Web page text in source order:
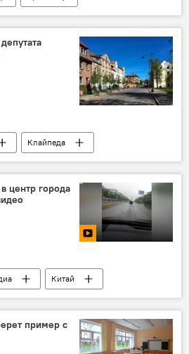
Прибалтика
Клайпеда
Вячеслав Титов
центр города
Китай
пример с